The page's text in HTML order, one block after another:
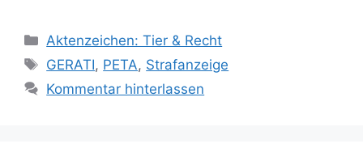
K
a
e
Aktenzeichen: Tier & Recht
S
c
GERATI, PETA, Strafanzeige
Kommentar hinterlassen